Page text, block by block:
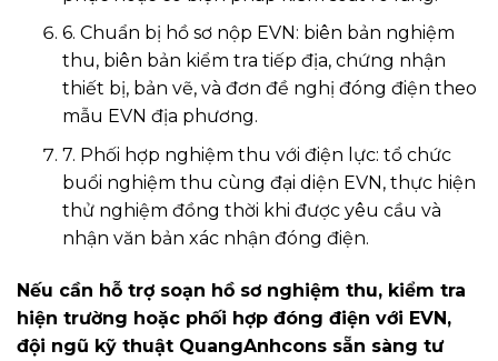
6. Chuẩn bị hồ sơ nộp EVN: biên bản nghiệm
thu, biên bản kiểm tra tiếp địa, chứng nhận
thiết bị, bản vẽ, và đơn đề nghị đóng điện theo
mẫu EVN địa phương.
7. Phối hợp nghiệm thu với điện lực: tổ chức
buổi nghiệm thu cùng đại diện EVN, thực hiện
thử nghiệm đồng thời khi được yêu cầu và
nhận văn bản xác nhận đóng điện.
Nếu cần hỗ trợ soạn hồ sơ nghiệm thu, kiểm tra
hiện trường hoặc phối hợp đóng điện với EVN,
đội ngũ kỹ thuật QuangAnhcons sẵn sàng tư